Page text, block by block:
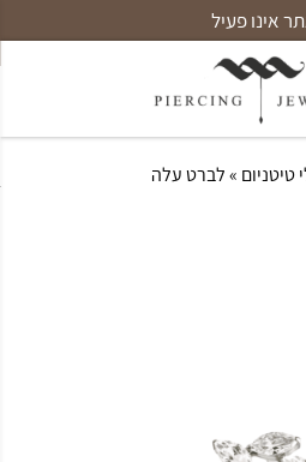
אינו פעיל
טיטניום » לברט עלה